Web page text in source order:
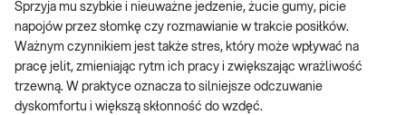
Sprzyja mu szybkie i nieuważne jedzenie, żucie gumy, picie
napojów przez słomkę czy rozmawianie w trakcie posiłków.
Ważnym czynnikiem jest także stres, który może wpływać na
pracę jelit, zmieniając rytm ich pracy i zwiększając wrażliwość
trzewną. W praktyce oznacza to silniejsze odczuwanie
dyskomfortu i większą skłonność do wzdęć.